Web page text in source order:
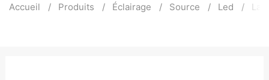
Accueil Produits Éclairage Source Led